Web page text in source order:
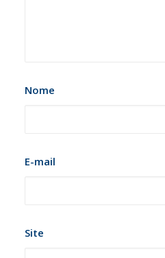
Nome
E-mail
Site